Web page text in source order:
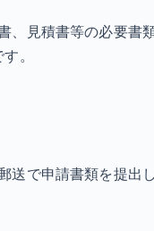
、見積書等の必要書
。
送で申請書類を提出し